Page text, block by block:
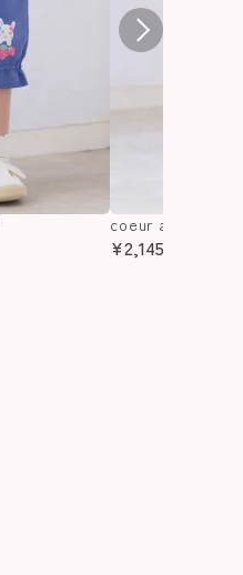
coeur a coeur ハ
¥2,145